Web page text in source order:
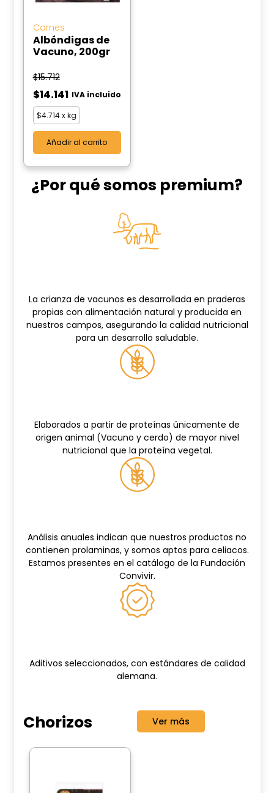
Carnes
Albóndigas de
Vacuno, 200gr
$15.712
$14.141 IVA incluido
$4.714x kg
Añadir al carrito
¿Por qué somos premium?
La crianza de vacunos es desarrollada en praderas
propias con alimentación natural y producida en
nuestros campos, asegurando la calidad nutricional
para un desarrollo saludable.
Elaborados a partir de proteínas únicamente de
origen animal (Vacuno y cerdo) de mayor nivel
nutricional que la proteína vegetal.
Análisis anuales indican que nuestros productos no
contienen prolaminas, y somos aptos para celiacos.
Estamos presentes en el catálogo de la Fundación
Convivir.
Aditivos seleccionados, con estándares de calidad
alemana.
Chorizos Ver más